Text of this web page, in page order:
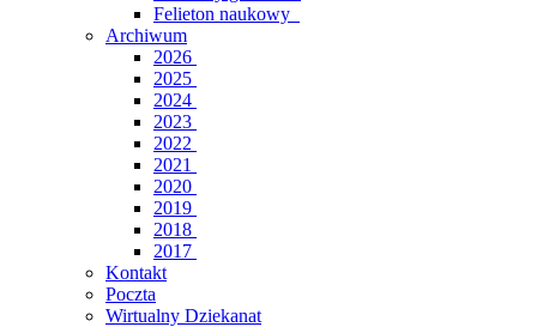
Felieton naukowy
Archiwum
2026
2025
2024
2023
2022
2021
2020
2019
2018
2017
Kontakt
Poczta
Wirtualny Dziekanat